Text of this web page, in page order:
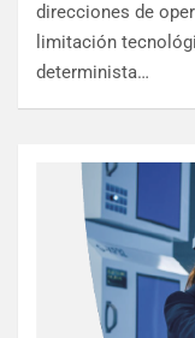
direcciones de
limitación
determinista…